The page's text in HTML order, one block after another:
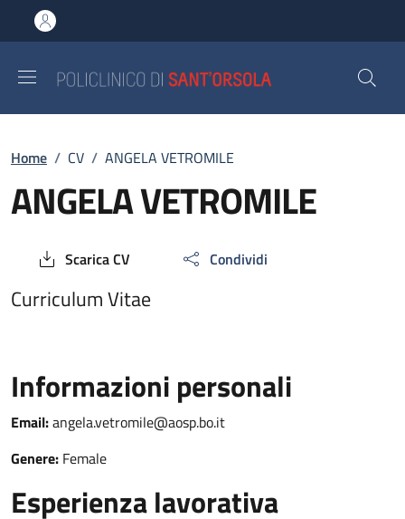
al contenuto principale
to footer content
Breadcrumb
Home / CV / ANGELA VETROMILE
ANGELA VETROMILE
Scarica CV Condividi
Curriculum Vitae
Informazioni personali
Email:angela.vetromile@aosp.bo.it
Genere: Female
Esperienza lavorativa